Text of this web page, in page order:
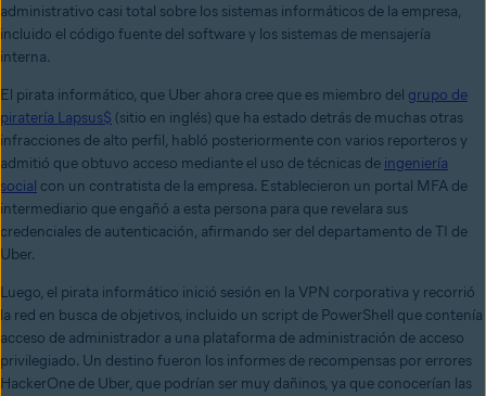
administrativo casi total sobre los sistemas informáticos de la empresa,
incluido el código fuente del software y los sistemas de mensajería
interna.
El pirata informático, que Uber ahora cree que es miembro del grupo de
piratería Lapsus$ (sitio en inglés) que ha estado detrás de muchas otras
infracciones de alto perfil, habló posteriormente con varios reporteros y
admitió que obtuvo acceso mediante el uso de técnicas de ingeniería
social con un contratista de la empresa. Establecieron un portal MFA de
intermediario que engañó a esta persona para que revelara sus
credenciales de autenticación, afirmando ser del departamento de TI de
Uber.
Luego, el pirata informático inició sesión en la VPN corporativa y recorrió
la red en busca de objetivos, incluido un script de PowerShell que contenía
acceso de administrador a una plataforma de administración de acceso
privilegiado. Un destino fueron los informes de recompensas por errores
HackerOne de Uber, que podrían ser muy dañinos, ya que conocerían las